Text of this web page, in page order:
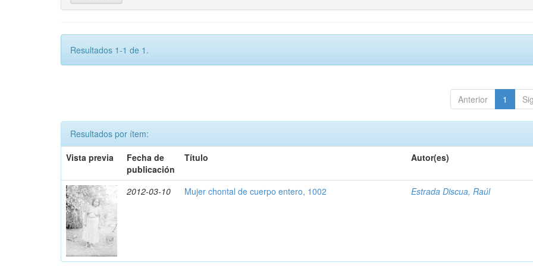
Resultados 1-1 de 1.
Anterior 1
Resultados por ítem:
Vista previa
Fecha de
publicación
Título Autor(es)
2012-03-10 Mujer chontal de cuerpo entero, 1002 Estrada Discua, Raúl